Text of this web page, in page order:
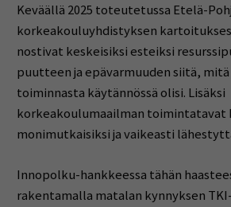
Keväällä 2025 toteutetussa Etelä-
korkeakouluyhdistyksen
nostivat keskeisiksi esteiksi
puutteen ja epävarmuuden siitä,
toiminnasta käytännössä olisi. Lisäksi
korkeakoulumaailman toimintatavat
monimutkaisiksi ja vaikeasti
Innopolku-hankkeessa tähän
rakentamalla matalan kynnyksen TKI-